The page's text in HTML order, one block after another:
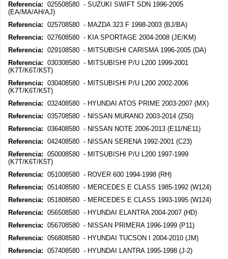
Referencia: 025508580 - SUZUKI SWIFT SDN 1996-2005
(EA/MA/AH/AJ)
Referencia: 025708580 - MAZDA 323 F 1998-2003 (BJ/BA)
Referencia: 027608580 - KIA SPORTAGE 2004-2008 (JE/KM)
Referencia: 029108580 - MITSUBISHI CARISMA 1996-2005 (DA)
Referencia: 030308580 - MITSUBISHI P/U L200 1999-2001
(K7T/K6T/K5T)
Referencia: 030408580 - MITSUBISHI P/U L200 2002-2006
(K7T/K6T/K5T)
Referencia: 032408580 - HYUNDAI ATOS PRIME 2003-2007 (MX)
Referencia: 035708580 - NISSAN MURANO 2003-2014 (Z50)
Referencia: 036408580 - NISSAN NOTE 2006-2013 (E11/NE11)
Referencia: 042408580 - NISSAN SERENA 1992-2001 (C23)
Referencia: 050008580 - MITSUBISHI P/U L200 1997-1999
(K7T/K6T/K5T)
Referencia: 051008580 - ROVER 600 1994-1998 (RH)
Referencia: 051408580 - MERCEDES E CLASS 1985-1992 (W124)
Referencia: 051808580 - MERCEDES E CLASS 1993-1995 (W124)
Referencia: 056508580 - HYUNDAI ELANTRA 2004-2007 (HD)
Referencia: 056708580 - NISSAN PRIMERA 1996-1999 (P11)
Referencia: 056808580 - HYUNDAI TUCSON I 2004-2010 (JM)
Referencia: 057408580 - HYUNDAI LANTRA 1995-1998 (J-2)